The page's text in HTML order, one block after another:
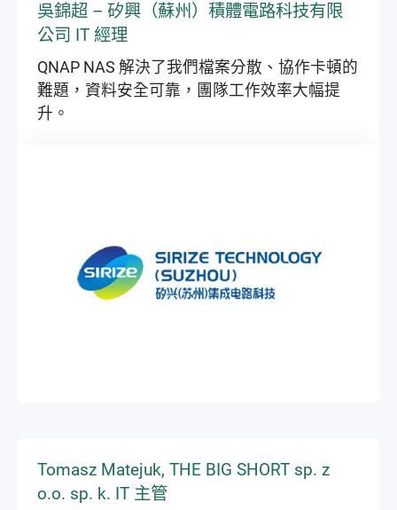
吳錦超 – 矽興（蘇州）積體電路科技有限
公司 IT 經理
QNAP NAS 解決了我們檔案分散、協作卡頓的
難題，資料安全可靠，團隊工作效率大幅提
升。
Tomasz Matejuk, THE BIG SHORT sp. z
o.o. sp. k. IT 主管